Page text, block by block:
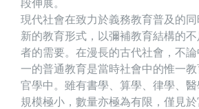
現代社會在致力於義務教育普及的
新的教育形式，以彌補教育結構的
者的需要。在漫長的古代社會，不
一的普通教育是當時社會中的惟一
官學中。雖有書學、算學、律學、
規模極小，數量亦極為有限，僅見